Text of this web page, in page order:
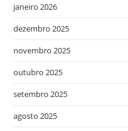
janeiro 2026
dezembro 2025
novembro 2025
outubro 2025
setembro 2025
agosto 2025